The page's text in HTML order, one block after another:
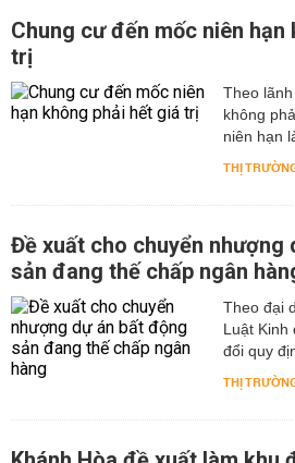
Chung cư đến mốc niên hạn
trị
Theo
không
niên hạn
THỊ
Đề xuất cho chuyển nhượng
sản đang thế chấp ngân
Theo đại
Luật Kinh
đổi quy
THỊ